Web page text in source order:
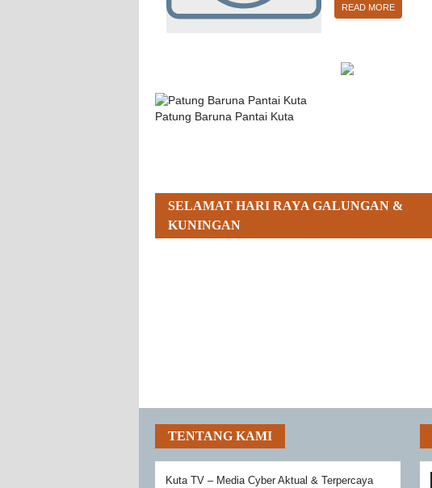
READ MORE
Patung Baruna Pantai Kuta
SELAMAT HARI RAYA GALUNGAN &
KUNINGAN
TENTANG KAMI
Kuta TV – Media Cyber Aktual & Terpercaya